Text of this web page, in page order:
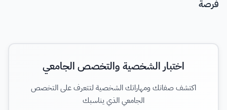
فرصة
اختبار الشخصية والتخصص الجامعي
اكتشف صفاتك ومهاراتك الشخصية لتتعرف على التخصص
الجامعي الذي يناسبك